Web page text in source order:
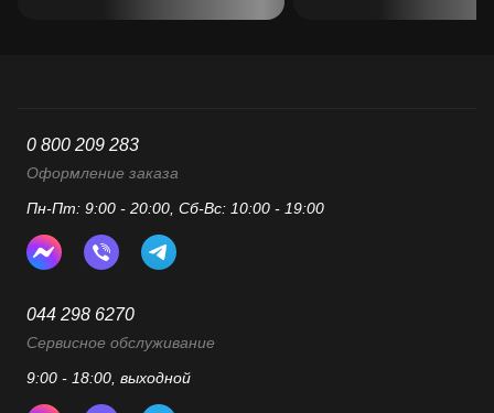
0 800 209 283
Оформление заказа
Пн-Пт: 9:00 - 20:00, Сб-Вс: 10:00 - 19:00
044 298 6270
Сервисное обслуживание
9:00 - 18:00, выходной